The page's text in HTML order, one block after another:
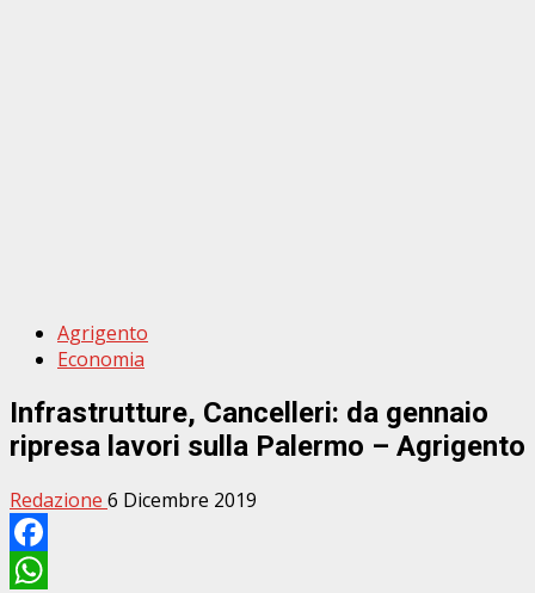
Agrigento
Economia
Infrastrutture, Cancelleri: da gennaio
ripresa lavori sulla Palermo – Agrigento
Redazione 6 Dicembre 2019
Facebook